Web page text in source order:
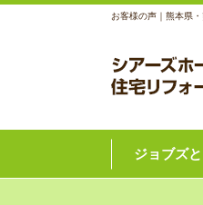
お客様の声｜熊本県
ジョブズ